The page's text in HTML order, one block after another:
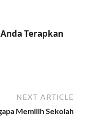
Terapkan
NEXT ARTICLE
Memilih Sekolah